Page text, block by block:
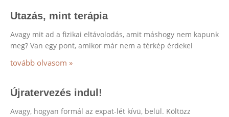
Utazás, mint terápia
Avagy mit ad a fizikai eltávolodás, amit máshogy nem kapunk
meg? Van egy pont, amikor már nem a térkép érdekel
tovább olvasom »
Újratervezés indul!
Avagy, hogyan formál az expat-lét kívü, belül. Költözz